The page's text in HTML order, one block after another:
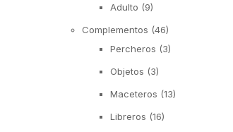
Adulto (9)
Complementos (46)
Percheros (3)
Objetos (3)
Maceteros (13)
Libreros (16)